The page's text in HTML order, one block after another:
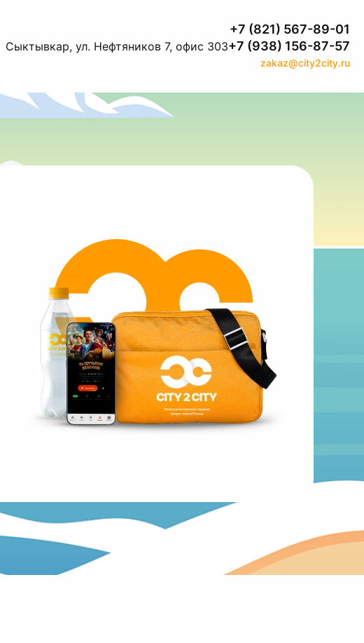
Сыктывкар, ул. Нефтяников 7, офис 303
+7 (821) 567-89-01
+7 (938) 156-87-57
zakaz@city2city.ru